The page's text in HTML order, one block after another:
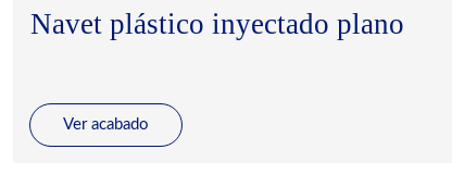
Navet plástico inyectado plano
Ver acabado